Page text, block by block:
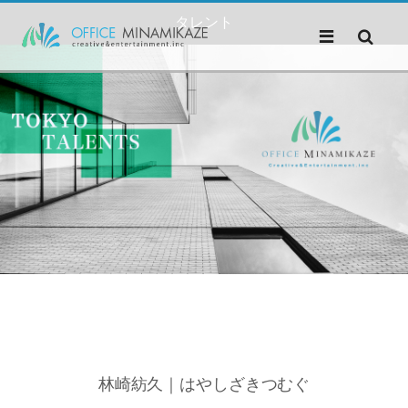
タレント
林崎紡久｜はやしざきつむぐ